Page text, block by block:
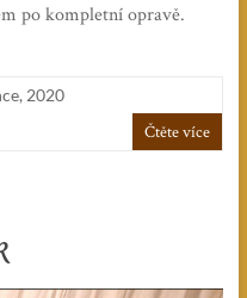
po kompletní opravě.
2020
Čtěte více